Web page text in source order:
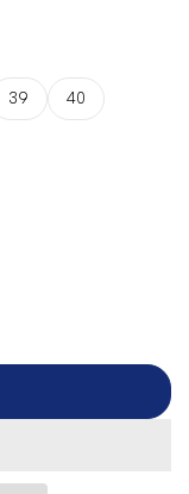
39 40